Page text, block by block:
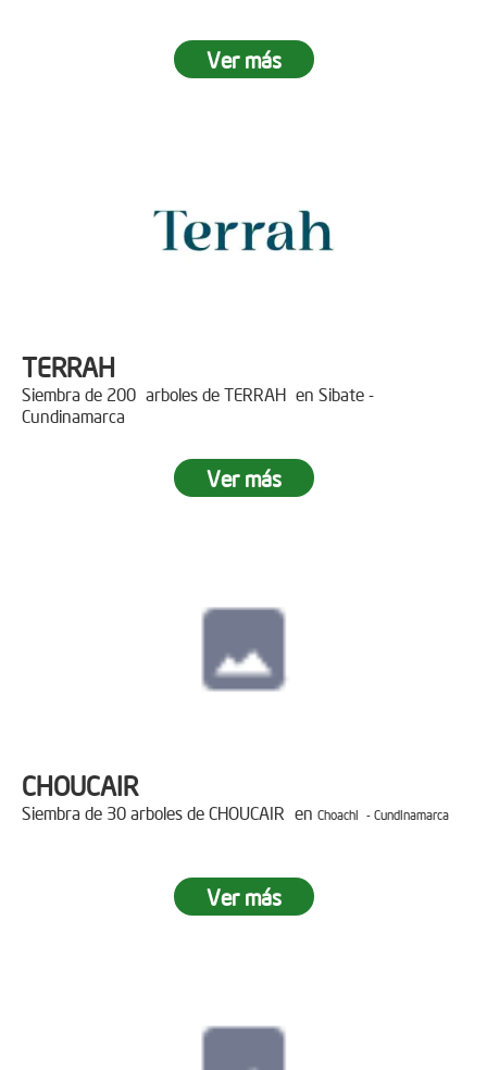
Ver más
TERRAH
Siembra de 200 arboles de TERRAH en Sibate -
Cundinamarca
Ver más
CHOUCAIR
Siembra de 30 arboles de CHOUCAIR en Choachi - Cundinamarca
Ver más